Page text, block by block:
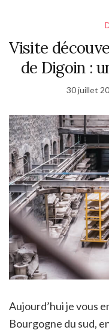
Visite
de Digoin :
30 juillet
Aujourd’hui je vous
Bourgogne du sud,